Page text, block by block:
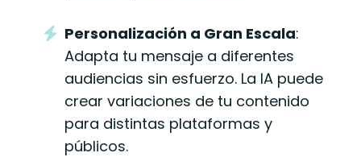
Personalización a Gran Escala:
Adapta tu mensaje a diferentes
audiencias sin esfuerzo. La IA puede
crear variaciones de tu contenido
para distintas plataformas y
públicos.